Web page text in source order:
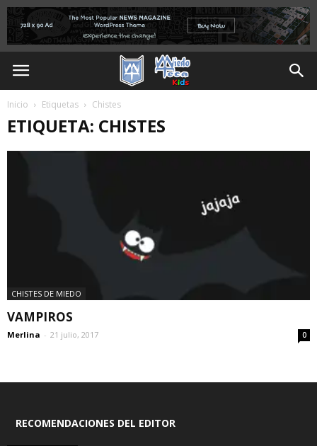
Inicio Etiquetas Chistes
ETIQUETA: CHISTES
CHISTES DE MIEDO
VAMPIROS
Merlina - 21 julio, 2017 0
RECOMENDACIONES DEL EDITOR